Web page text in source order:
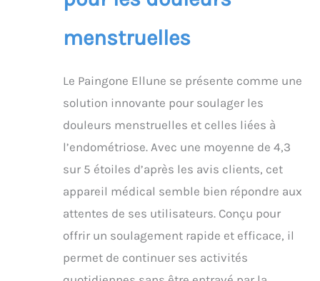
atténuer les douleurs
à sévères, à la maison,
NIVEAUX D'INTENSITÉ :
Personnalisez votre
niveaux d'intensité
réglables et à un écran
commandes intuitives
vous permettent
stimulation selon vos
besoins : plus intense
plus fortes ou plus
menstruelles
Le Paingone Ellune se présente comme une
solution innovante pour soulager les
douleurs menstruelles et celles liées à
l’endométriose. Avec une moyenne de 4,3
sur 5 étoiles d’après les avis clients, cet
appareil médical semble bien répondre aux
attentes de ses utilisateurs. Conçu pour
offrir un soulagement rapide et efficace, il
permet de continuer ses activités